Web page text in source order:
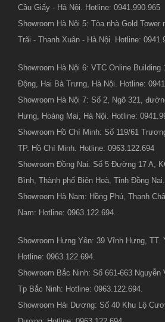
Cầu Giấy - Hà Nội. Hotline: 0941.990.965
Showroom Hà Nội 5: Tòa nhà Gold Tower
Trãi - Thanh Xuân - Hà Nội. Hotline:
Showroom Hà Nội 6: VTC Online Building
Động, Hai Bà Trưng, Hà Nội. Hotline:
Showroom Hà Nội 7: Số 2, Ngõ 321,
Hưng, Hoàng Mai, Hà Nội. Hotline:
Showroom Hồ Chí Minh: Số 119/61
TP. Hồ Chí Minh. Hotline: 0963.122.694
Showroom Đồng Nai: Số 5 Đường 17 A,
Bình, Thành phố Biên Hoà, Tỉnh Đồng
Showroom Hà Nam: Hồng Phú, Thanh
Nam: Hotline: 0963.122.694.
Showroom Hưng Yên: 39 Vĩnh Hưng, TT.
Hotline: 0963.122.694.
Showroom Bắc Ninh: Số 661-663
Tp Bắc Ninh: Hotline: 0963.122.694.
Showroom Hải Dương: Số 40 Khu Lộ